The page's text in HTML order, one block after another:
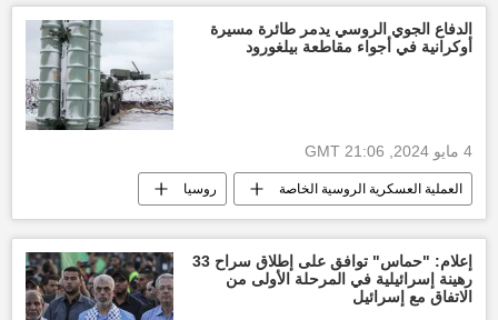
حفتر
الدفاع الجوي الروسي يدمر طائرة مسيرة
أوكرانية في أجواء مقاطعة بيلغورود
4 مايو 2024, 21:06 GMT
العملية العسكرية الروسية الخاصة روسيا
أخبار أوكرانيا
إعلام: "حماس" توافق على إطلاق سراح 33
رهينة إسرائيلية في المرحلة الأولى من
الاتفاق مع إسرائيل